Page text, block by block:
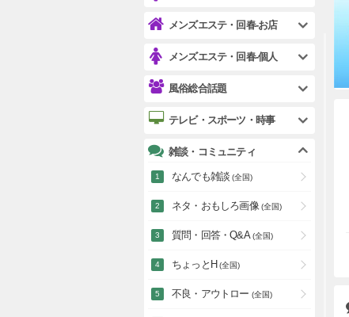
メンズエステ・回春-お店
メンズエステ・回春-個人
風俗総合話題
テレビ・スポーツ・時事
雑談・コミュニティ
なんでも雑談 (全国)
ネタ・おもしろ画像 (全国)
質問・回答・Q&A (全国)
ちょっとH (全国)
不良・アウトロー (全国)